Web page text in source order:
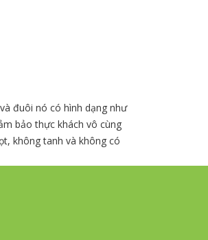
đuôi nó có hình dạng như
bảo thực khách vô cùng
không tanh và không có